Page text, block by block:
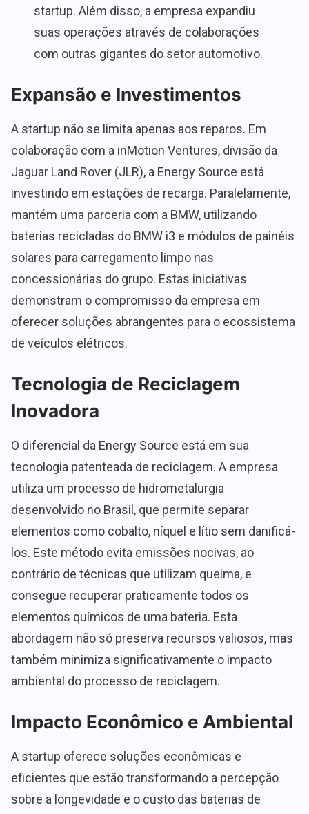
startup. Além disso, a empresa expandiu
suas operações através de colaborações
com outras gigantes do setor automotivo.
Expansão e Investimentos
A startup não se limita apenas aos reparos. Em
colaboração com a inMotion Ventures, divisão da
Jaguar Land Rover (JLR), a Energy Source está
investindo em estações de recarga. Paralelamente,
mantém uma parceria com a BMW, utilizando
baterias recicladas do BMW i3 e módulos de painéis
solares para carregamento limpo nas
concessionárias do grupo. Estas iniciativas
demonstram o compromisso da empresa em
oferecer soluções abrangentes para o ecossistema
de veículos elétricos.
Tecnologia de Reciclagem
Inovadora
O diferencial da Energy Source está em sua
tecnologia patenteada de reciclagem. A empresa
utiliza um processo de hidrometalurgia
desenvolvido no Brasil, que permite separar
elementos como cobalto, níquel e lítio sem danificá-
los. Este método evita emissões nocivas, ao
contrário de técnicas que utilizam queima, e
consegue recuperar praticamente todos os
elementos químicos de uma bateria. Esta
abordagem não só preserva recursos valiosos, mas
também minimiza significativamente o impacto
ambiental do processo de reciclagem.
Impacto Econômico e Ambiental
A startup oferece soluções econômicas e
eficientes que estão transformando a percepção
sobre a longevidade e o custo das baterias de